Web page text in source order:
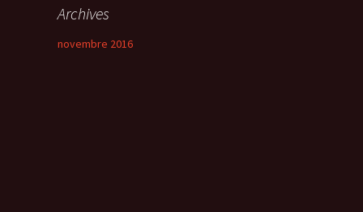
Archives
novembre 2016